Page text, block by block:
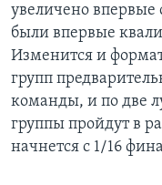
увеличено впервые
были впервые
Изменится и
групп
команды, и по две
группы пройдут в
начнется с 1/16